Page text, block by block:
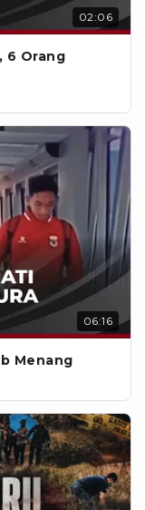
02:06
6 Orang
06:16
Menang